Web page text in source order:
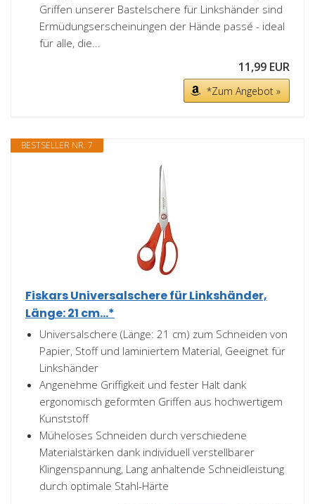
Griffen unserer Bastelschere für Linkshänder sind
Ermüdungserscheinungen der Hände passé - ideal
für alle, die...
11,99 EUR
*Zum Angebot »
BESTSELLER NR. 7
Fiskars Universalschere für Linkshänder,
Länge: 21 cm...*
Universalschere (Länge: 21 cm) zum Schneiden von
Papier, Stoff und laminiertem Material, Geeignet für
Linkshänder
Angenehme Griffigkeit und fester Halt dank
ergonomisch geformten Griffen aus hochwertigem
Kunststoff
Müheloses Schneiden durch verschiedene
Materialstärken dank individuell verstellbarer
Klingenspannung, Lang anhaltende Schneidleistung
durch optimale Stahl-Härte